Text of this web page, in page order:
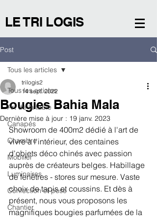
LE TRI LOGIS
Post
Tous les articles
Art de la table
Canapés
Chambre
Mobilier
Luminaires
Confection et pose
Chantier
Tous les articles
Bougies Bahia Mala
trilogis2
14 sept. 2022
Dernière mise à jour : 19 janv. 2023
Showroom de 400m2 dédié à l'art de
vivre à l'intérieur, des centaines
d'objets déco chinés avec passion
auprès de créateurs belges. Habillage
de fenêtres - stores sur mesure. Vaste
choix de tapis et coussins. Et dès à
présent, nous vous proposons les
magnifiques bougies parfumées de la